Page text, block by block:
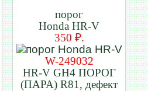
порог
Honda HR-V
350 ₽.
W-249032
HR-V GH4 ПОРОГ
(ПАРА) R81, дефект